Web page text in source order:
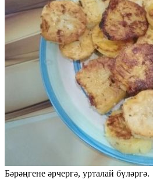
Бәрәңгене әрчергә, урталай бүләргә.